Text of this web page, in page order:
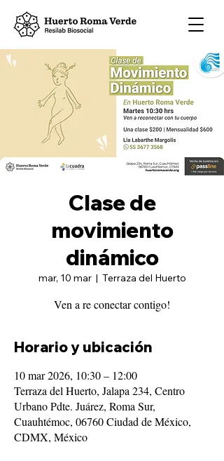
Clase de
movimiento
dinámico
mar, 10 mar
  |
Terraza del Huerto
Ven a re conectar contigo!
Horario y ubicación
10 mar 2026, 10:30 – 12:00
Terraza del Huerto, Jalapa 234, Centro
Urbano Pdte. Juárez, Roma Sur,
Cuauhtémoc, 06760 Ciudad de México,
CDMX, México